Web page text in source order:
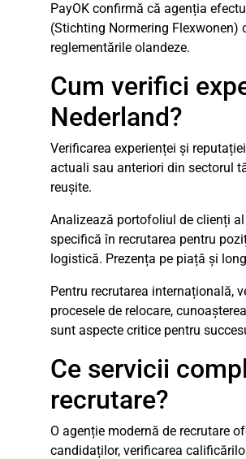
PayOK confirmă că agenția
(Stichting Normering
reglementările olandeze.
Cum verifici
Nederland?
Verificarea experienței și
actuali sau anteriori din sectorul
reușite.
Analizează portofoliul de clienți
specifică în recrutarea pentru
logistică. Prezența pe piață și
Pentru recrutarea internațională,
procesele de relocare,
sunt aspecte critice pentru
Ce servicii
recrutare?
O agenție modernă de recrutare
candidaților, verificarea